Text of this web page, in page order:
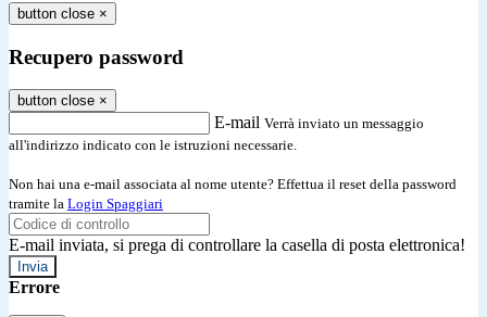
button close ×
Recupero password
button close ×
E-mail Verrà inviato un messaggio
all'indirizzo indicato con le istruzioni necessarie.
Non hai una e-mail associata al nome utente? Effettua il reset della password
tramite la Login Spaggiari
E-mail inviata, si prega di controllare la casella di posta elettronica!
Errore